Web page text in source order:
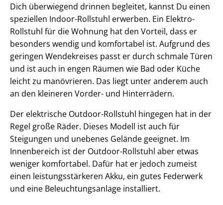
Dich überwiegend drinnen begleitet, kannst Du einen
speziellen Indoor-Rollstuhl erwerben. Ein Elektro-
Rollstuhl für die Wohnung hat den Vorteil, dass er
besonders wendig und komfortabel ist. Aufgrund des
geringen Wendekreises passt er durch schmale Türen
und ist auch in engen Räumen wie Bad oder Küche
leicht zu manövrieren. Das liegt unter anderem auch
an den kleineren Vorder- und Hinterrädern.
Der elektrische Outdoor-Rollstuhl hingegen hat in der
Regel große Räder. Dieses Modell ist auch für
Steigungen und unebenes Gelände geeignet. Im
Innenbereich ist der Outdoor-Rollstuhl aber etwas
weniger komfortabel. Dafür hat er jedoch zumeist
einen leistungsstärkeren Akku, ein gutes Federwerk
und eine Beleuchtungsanlage installiert.